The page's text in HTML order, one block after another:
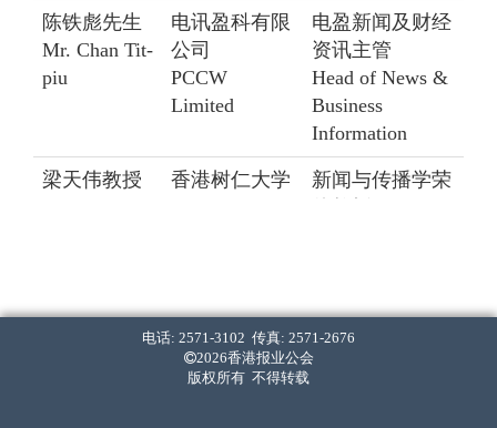
陈铁彪先生
Mr. Chan Tit-
piu
电讯盈科有限
公司
PCCW
Limited
电盈新闻及财经
资讯主管
Head of News &
Business
Information
梁天伟教授
香港树仁大学
新闻与传播学荣
Communication
资深新闻工作者
电话: 2571-3102 传真: 2571-2676
2026香港报业公会
版权所有 不得转载